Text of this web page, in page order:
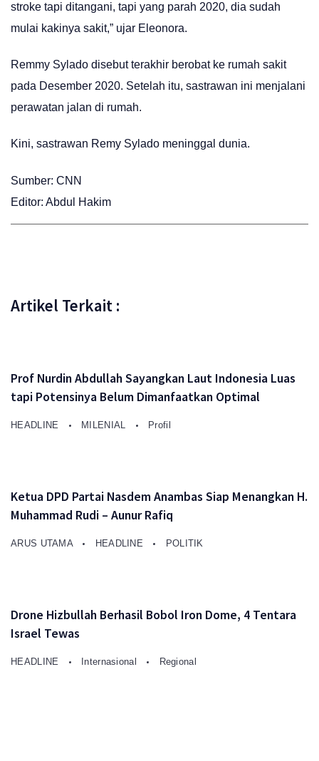
stroke tapi ditangani, tapi yang parah 2020, dia sudah
mulai kakinya sakit,” ujar Eleonora.
Remmy Sylado disebut terakhir berobat ke rumah sakit
pada Desember 2020. Setelah itu, sastrawan ini menjalani
perawatan jalan di rumah.
Kini, sastrawan Remy Sylado meninggal dunia.
Sumber: CNN
Editor: Abdul Hakim
Artikel Terkait :
Prof Nurdin Abdullah Sayangkan Laut Indonesia Luas
tapi Potensinya Belum Dimanfaatkan Optimal
HEADLINE MILENIAL Profil
Ketua DPD Partai Nasdem Anambas Siap Menangkan H.
Muhammad Rudi – Aunur Rafiq
ARUS UTAMA HEADLINE POLITIK
Drone Hizbullah Berhasil Bobol Iron Dome, 4 Tentara
Israel Tewas
HEADLINE Internasional Regional